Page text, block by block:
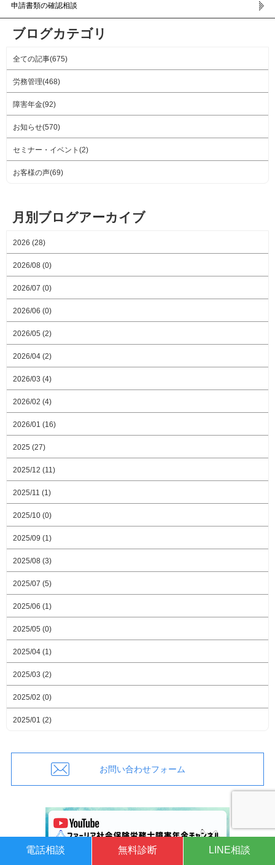
電話相談 無料診断 LINE相談
申請書類の確認相談
ブログカテゴリ
全ての記事(675)
労務管理(468)
障害年金(92)
お知らせ(570)
セミナー・イベント(2)
お客様の声(69)
月別ブログアーカイブ
2026 (28)
2026/08 (0)
2026/07 (0)
2026/06 (0)
2026/05 (2)
2026/04 (2)
2026/03 (4)
2026/02 (4)
2026/01 (16)
2025 (27)
2025/12 (11)
2025/11 (1)
2025/10 (0)
2025/09 (1)
2025/08 (3)
2025/07 (5)
2025/06 (1)
2025/05 (0)
2025/04 (1)
2025/03 (2)
2025/02 (0)
2025/01 (2)
お問い合わせフォーム